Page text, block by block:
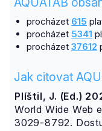
procházet 615
procházet 5341
procházet 37612
Jak citovat
Plíštil, J. (Ed.)
World Wide Web
3029-8792.